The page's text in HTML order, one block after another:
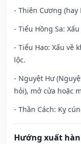
- Thiên Cương (hay
- Tiểu Hồng Sa:
- Tiểu Hao: Xấu về
lộc.
- Nguyệt Hư
hỏi), mở cửa hoặc
- Thần Cách: Kỵ
Hướng xuất